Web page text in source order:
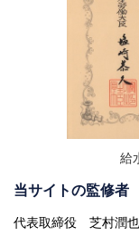
給
当サイトの監修者
代表取締役 芝村潤也